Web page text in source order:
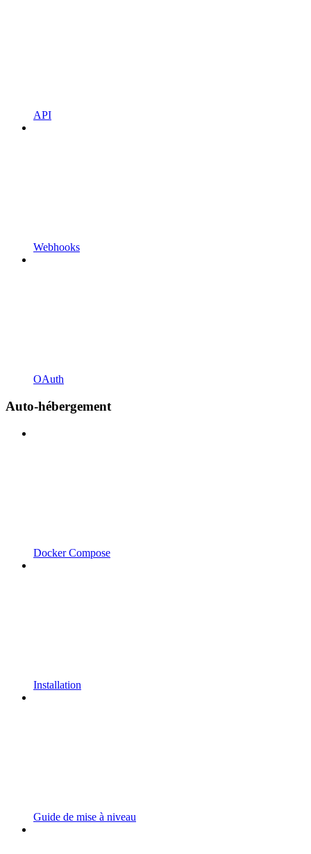
API
Webhooks
OAuth
Auto-hébergement
Docker Compose
Installation
Guide de mise à niveau